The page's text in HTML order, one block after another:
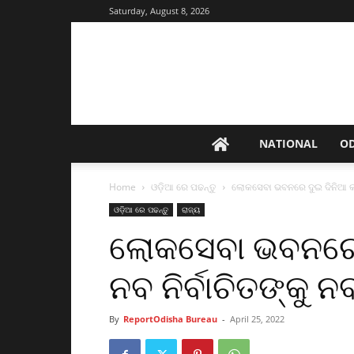
Saturday, August 8, 2026
NATIONAL
Home ଓଡ଼ିଆ ରେ ପଢନ୍ତୁ ଲୋକସେବା ଭବନରେ ଦୁଇ ଦିନିଆ
ଓଡ଼ିଆ ରେ ପଢନ୍ତୁ ରାଜ୍ୟ
ଲୋକସେବା
ନବ ନିର୍ବାଚିତଙ୍କୁ
By ReportOdisha Bureau - April 25, 2022